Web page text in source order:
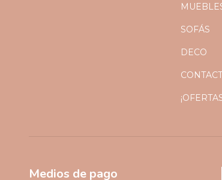
SOFÁS
DECO
Medios de pago